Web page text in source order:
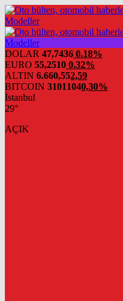
DOLAR 47,7436 0.18%
EURO 55,2510 0.32%
ALTIN 6.660,552,59
BITCOIN 31011040,30%
İstanbul
29°
AÇIK